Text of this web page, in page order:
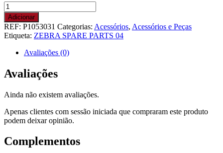
Quantidade
de
KIT,MEDIA
HANGER
140XI4
greater
than
15J132300394.
ITEM
3.
ONLY
SPECIALIZED
PARTNERS
Adicionar
REF: P1053031 Categorias: Acessórios, Acessórios e Peças
Etiqueta: ZEBRA SPARE PARTS 04
Avaliações (0)
Avaliações
Ainda não existem avaliações.
Apenas clientes com sessão iniciada que compraram este produto
podem deixar opinião.
Complementos